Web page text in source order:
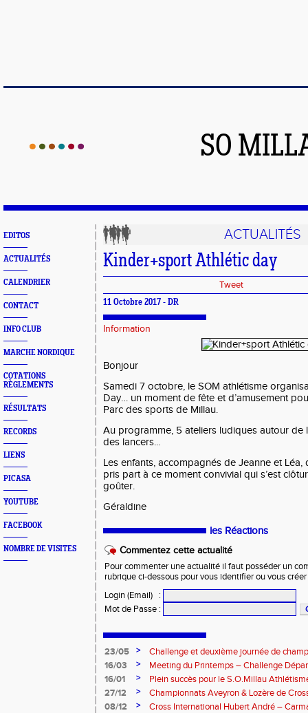
SO
EDITOS
ACTUALITÉS
CALENDRIER
CONTACT
INFO CLUB
MARCHE NORDIQUE
COTATIONS
RÈGLEMENTS
RÉSULTATS
RECORDS
LIENS
PICASA
YOUTUBE
FACEBOOK
NOMBRE DE VISITES
ACTUALITÉS
Kinder+sport Athlétic day
Tweet
11 Octobre 2017 - DR
Information
Bonjour
Samedi 7 octobre, le SOM athlétisme
Day… un moment de fête et d’amusement
Parc des sports de Millau.
Au programme, 5 ateliers ludiques autour de
des lancers...
Les enfants, accompagnés de Jeanne et
pris part à ce moment convivial qui s’est
goûter.
Géraldine
les Réactions
Commentez cette actualité
Pour commenter une actualité il faut posséder un
rubrique ci-dessous pour vous identifier ou vous
Login (Email)
:
Mot de Passe :
23/05 >
Challenge et deuxième journée de
l’Aveyron
16/03 >
Meeting du Printemps – Challenge
Samedi 28 mars 2026
16/01 >
Plein succès pour le S.O.Millau
départementaux de cross-country
27/12 >
Championnats Aveyron & Lozère de
08/12
>
Cross International Hubert André –